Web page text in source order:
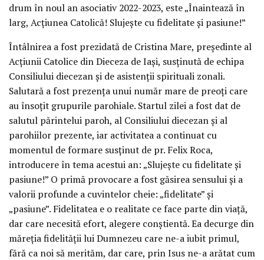
drum în noul an asociativ 2022-2023, este „Înaintează în
larg, Acțiunea Catolică! Slujește cu fidelitate și pasiune!”
Întâlnirea a fost prezidată de Cristina Mare, președinte al
Acțiunii Catolice din Dieceza de Iași, susținută de echipa
Consiliului diecezan și de asistenții spirituali zonali.
Salutară a fost prezența unui număr mare de preoți care
au însoțit grupurile parohiale. Startul zilei a fost dat de
salutul părintelui paroh, al Consiliului diecezan și al
parohiilor prezente, iar activitatea a continuat cu
momentul de formare susținut de pr. Felix Roca,
introducere în tema acestui an: „Slujește cu fidelitate și
pasiune!” O primă provocare a fost găsirea sensului și a
valorii profunde a cuvintelor cheie: „fidelitate” și
„pasiune”. Fidelitatea e o realitate ce face parte din viață,
dar care necesită efort, alegere conștientă. Ea decurge din
măreția fidelității lui Dumnezeu care ne-a iubit primul,
fără ca noi să merităm, dar care, prin Isus ne-a arătat cum